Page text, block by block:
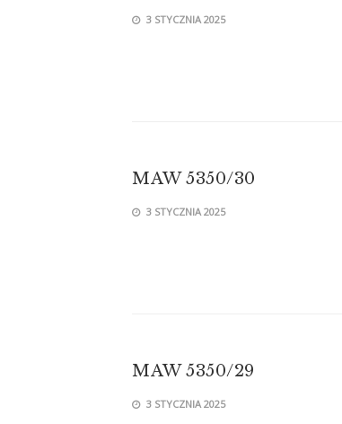
3 STYCZNIA 2025
MAW 5350/30
3 STYCZNIA 2025
MAW 5350/29
3 STYCZNIA 2025